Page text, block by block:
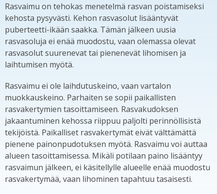
Rasvaimu on tehokas menetelmä rasvan poistamiseksi
kehosta pysyvästi. Kehon rasvasolut lisääntyvät
puberteetti-ikään saakka. Tämän jälkeen uusia
rasvasoluja ei enää muodostu, vaan olemassa olevat
rasvasolut suurenevat tai pienenevät lihomisen ja
laihtumisen myötä.
Rasvaimu ei ole laihdutuskeino, vaan vartalon
muokkauskeino. Parhaiten se sopii paikallisten
rasvakertymien tasoittamiseen. Rasvakudoksen
jakaantuminen kehossa riippuu paljolti perinnöllisistä
tekijöistä. Paikalliset rasvakertymät eivät välttämättä
pienene painonpudotuksen myötä. Rasvaimu voi auttaa
alueen tasoittamisessa. Mikäli potilaan paino lisääntyy
rasvaimun jälkeen, ei käsitellylle alueelle enää muodostu
rasvakertymää, vaan lihominen tapahtuu tasaisesti.